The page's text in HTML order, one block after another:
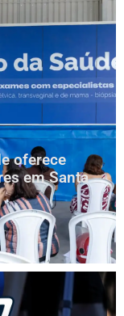
oferece
em Santa